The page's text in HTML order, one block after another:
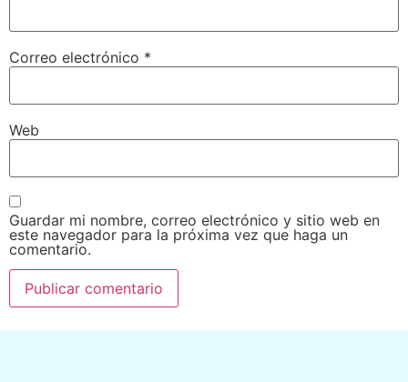
Correo electrónico *
Web
Guardar mi nombre, correo electrónico y sitio web en
este navegador para la próxima vez que haga un
comentario.